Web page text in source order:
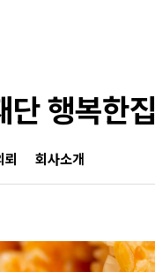
단 행복한집
회사소개